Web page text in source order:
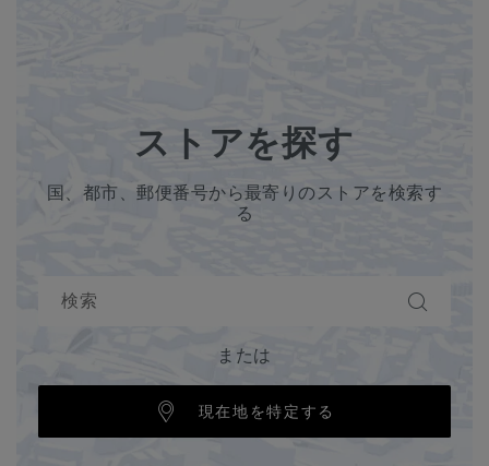
ストアを探す
国、都市、郵便番号から最寄りのストアを検索す
る
または
現在地を特定する